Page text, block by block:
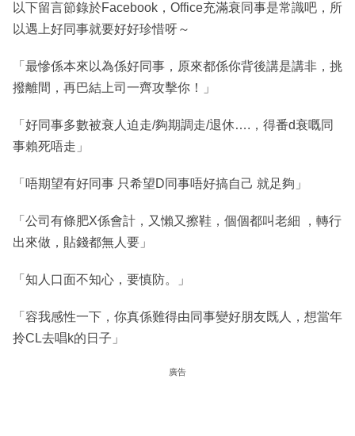
以下留言節錄於Facebook，Office充滿衰同事是常識吧，所
以遇上好同事就要好好珍惜呀～
「最慘係本來以為係好同事，原來都係你背後講是講非，挑
撥離間，再巴結上司一齊攻擊你！」
「好同事多數被衰人迫走/夠期調走/退休….，得番d衰嘅同
事賴死唔走」
「唔期望有好同事 只希望D同事唔好搞自己 就足夠」
「公司有條肥X係會計，又懶又擦鞋，個個都叫老細 ，轉行
出來做，貼錢都無人要」
「知人口面不知心，要慎防。」
「容我感性一下，你真係難得由同事變好朋友既人，想當年
拎CL去唱k的日子」
廣告